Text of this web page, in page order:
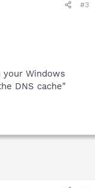
#3
Windows
DNS cache"